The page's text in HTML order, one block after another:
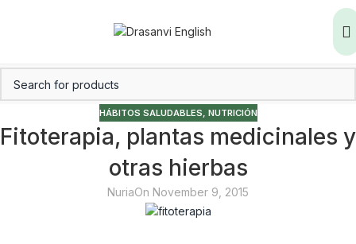
HÁBITOS SALUDABLES, NUTRICIÓN
Fitoterapia, plantas medicinales y
otras hierbas
NuriaOn November 9, 2015